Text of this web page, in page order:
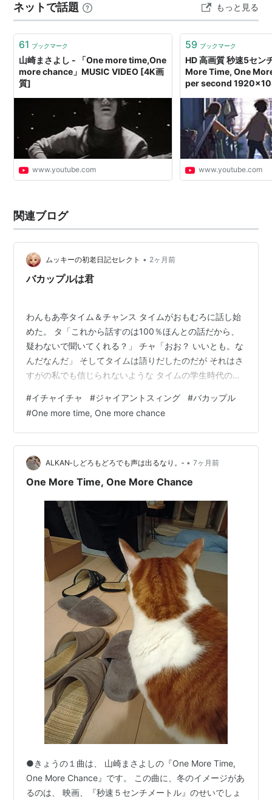
してのセロリ同様、私の口には合わなかったみたい
で。。 …
ネットで話題 もっと見る
61 ブックマーク
山崎まさよし - 「One more time,One
more chance」MUSIC VIDEO [4K画
質]
www.youtube.com
59 ブックマーク
HD 高画質 秒速5セン
More Time, One
per second
www.youtube.com
関連ブログ
ムッキーの初老日記セレクト • 2ヶ月前
バカップルは君
わんもあ亭タイム＆チャンス タイムがおもむろに話し始
めた。 タ「これから話すのは100％ほんとの話だから、
疑わないで聞いてくれる？」 チャ「おお？ いいとも。な
んだなんだ」 そしてタイムは語りだしたのだが それはさ
すがの私でも信じられないような タイムの学生時代の恋
あれは、たしか5月、新緑が眩しい爽やかな季節のこと
さ。 当時付き合ってた彼と、土曜日に近所の公園に行っ
たんだよ。 私も彼氏も照れ屋っつうかさ、人前でイチャ
イチャするのが大嫌いで 手をつないで歩くのも「そんな
ことやってられっか！」って感じだったんだよ。 なの
に…
#イチャイチャ #ジャイアントスィング #バカップル
#One more time, One more chance
ALKAN‐しどろもどろでも声は出るなり。‐ • 7ヶ月前
One More Time, One More Chance
●きょうの１曲は、 山崎まさよしの『One More Time,
One More Chance』です。 この曲に、冬のイメージがあ
るのは、 映画、『秒速５センチメートル』のせいでしょ